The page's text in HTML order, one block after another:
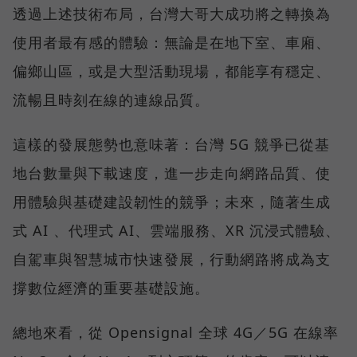
透過上述技術布局，台灣大哥大成功將之轉換為
使用者最有感的體驗：無論是在地下室、車廂、
偏鄉山區，或是大型活動現場，都能享有穩定、
流暢且時刻在線的連線品質。
這樣的發展態勢也意味著：台灣 5G 競爭已從基
地台數量與下載速度，進一步走向網路品質、使
用體驗與基礎建設韌性的競爭；未來，隨著生成
式 AI 、代理式 AI、雲端服務、XR 沉浸式體驗、
自駕車與智慧城市快速發展，行動網路將成為支
撐數位經濟的重要基礎設施。
總地來看，從 Opensignal 全球 4G／5G 在線率